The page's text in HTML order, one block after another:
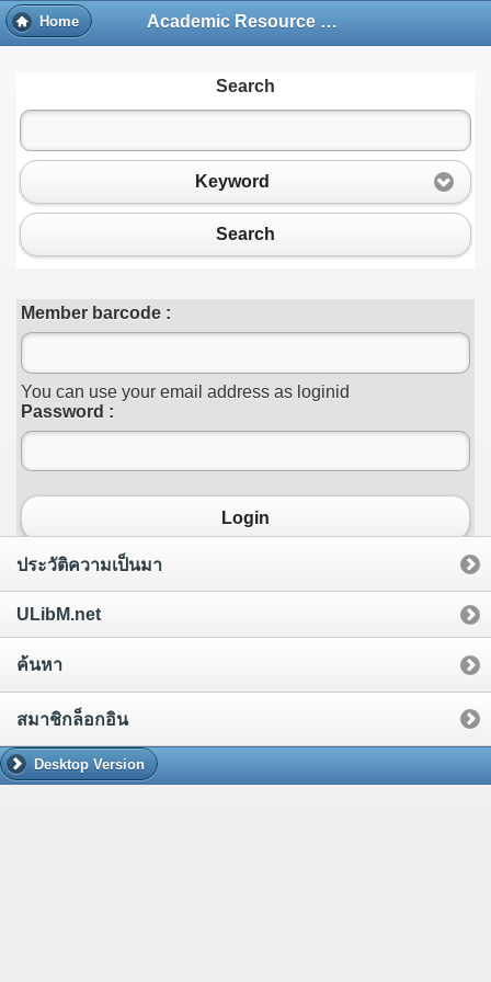
Home Academic Resource and Information Technology Center
Search
Keyword
Search
Member barcode :
You can use your email address as loginid
Password :
Login
ประวัติความเป็นมา
ULibM.net
ค้นหา
สมาชิกล็อกอิน
Desktop Version